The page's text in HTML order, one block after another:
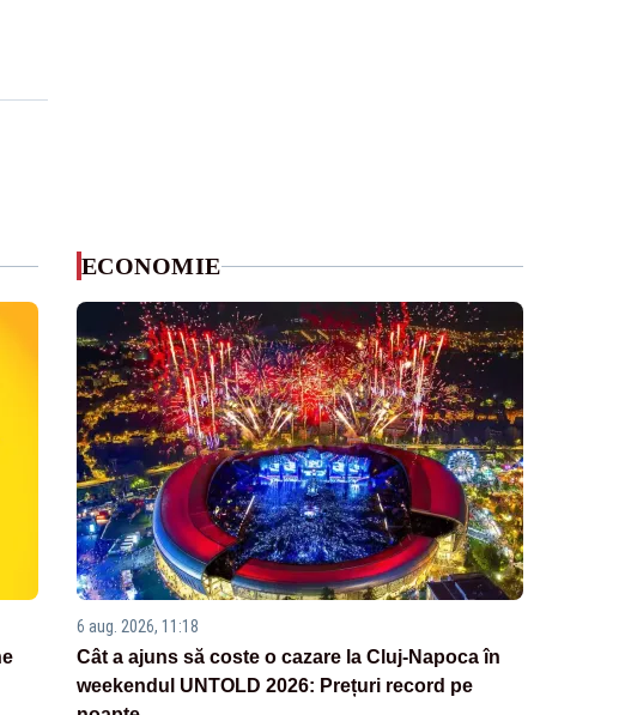
ECONOMIE
6 aug. 2026, 11:18
Cât a ajuns să coste o cazare la Cluj-Napoca în
weekendul UNTOLD 2026: Prețuri record pe